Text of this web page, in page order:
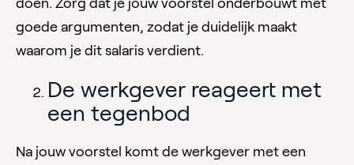
goede argumenten, zodat je duidelijk maakt
waarom je dit salaris verdient.
De werkgever reageert met
een tegenbod
Na jouw voorstel komt de werkgever met een